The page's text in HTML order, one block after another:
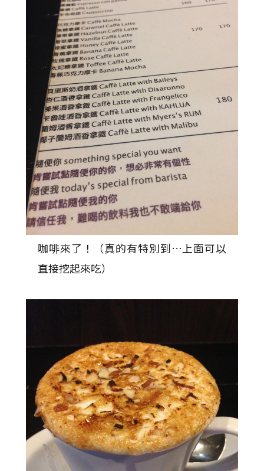
咖啡來了！（真的有特別到…上面可以
直接挖起來吃）